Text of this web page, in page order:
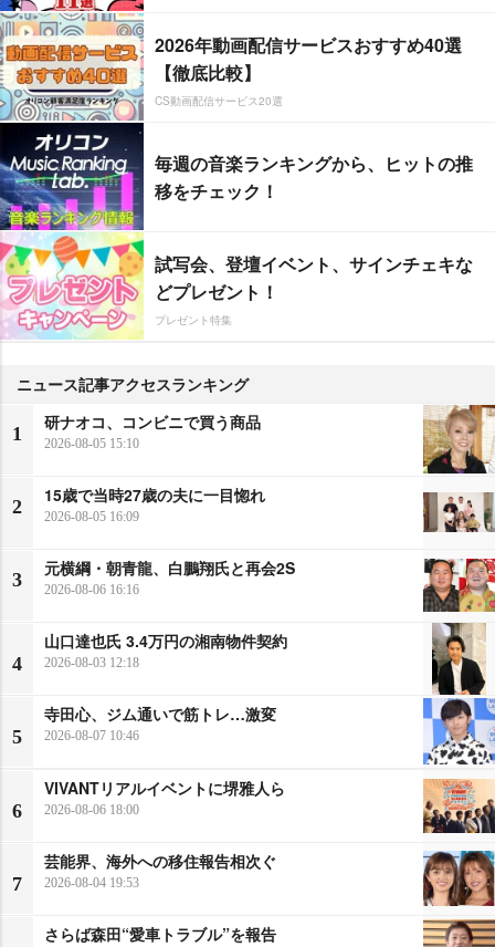
2026年動画配信サービスおすすめ40選
【徹底比較】
CS動画配信サービス20選
毎週の音楽ランキングから、ヒットの推
移をチェック！
試写会、登壇イベント、サインチェキな
どプレゼント！
プレゼント特集
ニュース記事アクセスランキング
1
研ナオコ、コンビニで買う商品
2026-08-05 15:10
2
15歳で当時27歳の夫に一目惚れ
2026-08-05 16:09
3
元横綱・朝青龍、白鵬翔氏と再会2S
2026-08-06 16:16
4
山口達也氏 3.4万円の湘南物件契約
2026-08-03 12:18
5
寺田心、ジム通いで筋トレ…激変
2026-08-07 10:46
6
VIVANTリアルイベントに堺雅人ら
2026-08-06 18:00
7
芸能界、海外への移住報告相次ぐ
2026-08-04 19:53
さらば森田“愛車トラブル”を報告